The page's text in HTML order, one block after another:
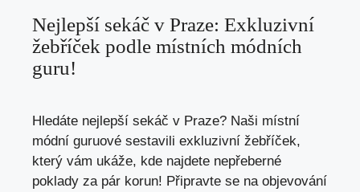
Nejlepší sekáč v Praze: Exkluzivní
žebříček podle místních módních
guru!
Hledáte nejlepší sekáč v Praze? Naši místní
módní guruové sestavili exkluzivní žebříček,
který vám ukáže, kde najdete nepřeberné
poklady za pár korun! Připravte se na objevování